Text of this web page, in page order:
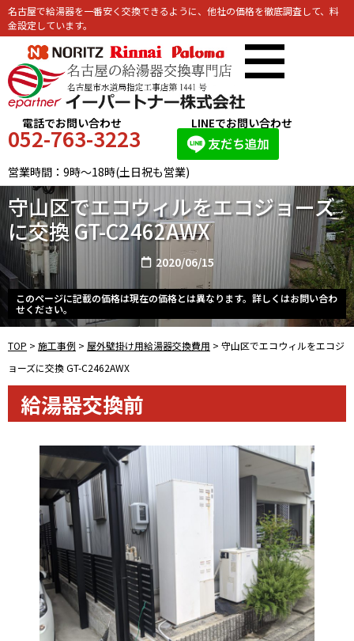
名古屋で給湯器を一番安く交換できるように、他社の価格を徹底調査して、料
金設定しています。
電話でお問い合わせ
052-763-3223
LINEでお問い合わせ
営業時間：9時～18時(土日祝も営業)
守山区でエコウィルをエコジョーズ
に交換 GT-C2462AWX
2020/06/15
このページに記載の価格は現在の価格とは異なります。詳しくはお問い合わ
せください。
TOP > 施工事例 > 屋外壁掛け用給湯器交換費用 > 守山区でエコウィルをエコジ
ョーズに交換 GT-C2462AWX
給湯器交換前